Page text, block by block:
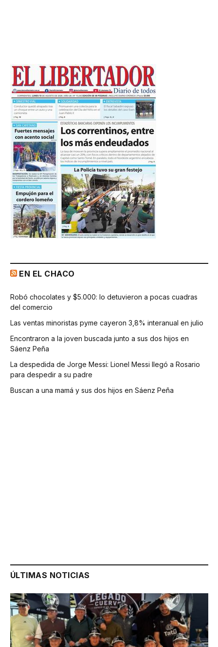
EN EL CHACO
Robó chocolates y $5.000: lo detuvieron a pocas cuadras
del comercio
Las ventas minoristas pyme cayeron 3,8% interanual en julio
Encontraron a la joven buscada junto a sus dos hijos en
Sáenz Peña
La despedida de Jorge Messi: Lionel Messi llegó a Rosario
para despedir a su padre
Buscan a una mamá y sus dos hijos en Sáenz Peña
ÚLTIMAS NOTICIAS